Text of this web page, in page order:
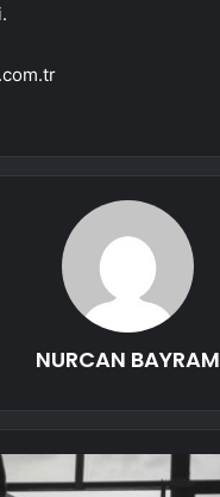
NURCAN BAYRAM